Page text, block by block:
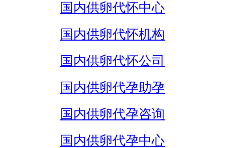
国内供卵代怀中心
国内供卵代怀机构
国内供卵代怀公司
国内供卵代孕助孕
国内供卵代孕咨询
国内供卵代孕中心